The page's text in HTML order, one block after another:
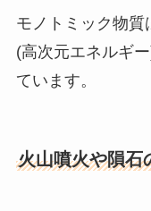
モノトミック物質
(高次元エネルギ
ています。
火山噴火や隕石